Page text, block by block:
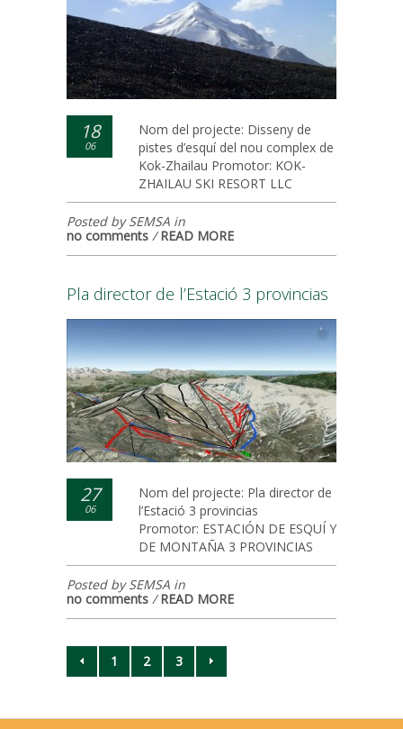
18
06
Nom del projecte: Disseny de
pistes d’esquí del nou complex de
Kok-Zhailau Promotor: KOK-
ZHAILAU SKI RESORT LLC
Posted by SEMSA in
no comments /READ MORE
Pla director de l’Estació 3 provincias
27
06
Nom del projecte: Pla director de
l’Estació 3 provincias
Promotor: ESTACIÓN DE ESQUÍ Y
DE MONTAÑA 3 PROVINCIAS
Posted by SEMSA in
no comments /READ MORE
1 2 3